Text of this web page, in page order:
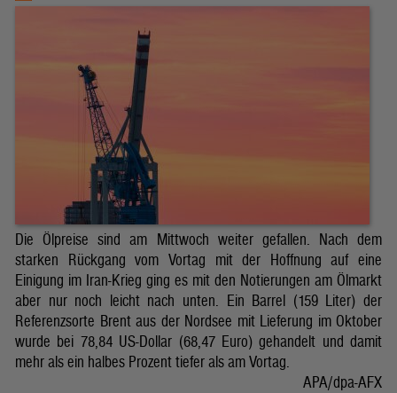
Die Ölpreise sind am Mittwoch weiter gefallen. Nach dem
starken Rückgang vom Vortag mit der Hoffnung auf eine
Einigung im Iran-Krieg ging es mit den Notierungen am Ölmarkt
aber nur noch leicht nach unten. Ein Barrel (159 Liter) der
Referenzsorte Brent aus der Nordsee mit Lieferung im Oktober
wurde bei 78,84 US-Dollar (68,47 Euro) gehandelt und damit
mehr als ein halbes Prozent tiefer als am Vortag.
APA/dpa-AFX